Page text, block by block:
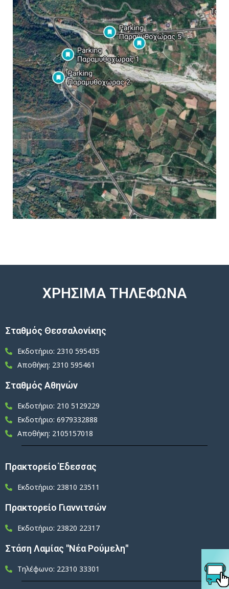
ΧΡΗΣΙΜΑ ΤΗΛΕΦΩΝΑ
Σταθμός Θεσσαλονίκης
Εκδοτήριο: 2310 595435
Αποθήκη: 2310 595461
Σταθμός Αθηνών
Εκδοτήριο: 210 5129229
Εκδοτήριο: 6979332888
Αποθήκη: 2105157018
Πρακτορείο Έδεσσας
Εκδοτήριο: 23810 23511
Πρακτορείο Γιαννιτσών
Εκδοτήριο: 23820 22317
Στάση Λαμίας "Νέα Ρούμελη"
Τηλέφωνο: 22310 33301